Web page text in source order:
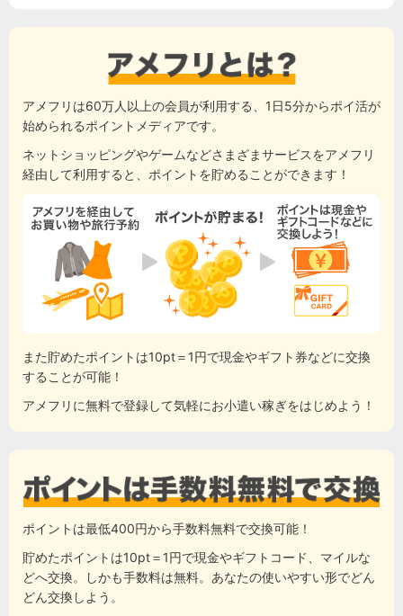
アメフリは60万人以上の会員が利用する、1日5分からポイ活が
始められるポイントメディアです。
ネットショッピングやゲームなどさまざまサービスをアメフリ
経由して利用すると、ポイントを貯めることができます！
また貯めたポイントは10pt＝1円で現金やギフト券などに交換
することが可能！
アメフリに無料で登録して気軽にお小遣い稼ぎをはじめよう！
ポイントは最低400円から手数料無料で交換可能！
貯めたポイントは10pt＝1円で現金やギフトコード、マイルな
どへ交換。しかも手数料は無料。あなたの使いやすい形でどん
どん交換しよう。